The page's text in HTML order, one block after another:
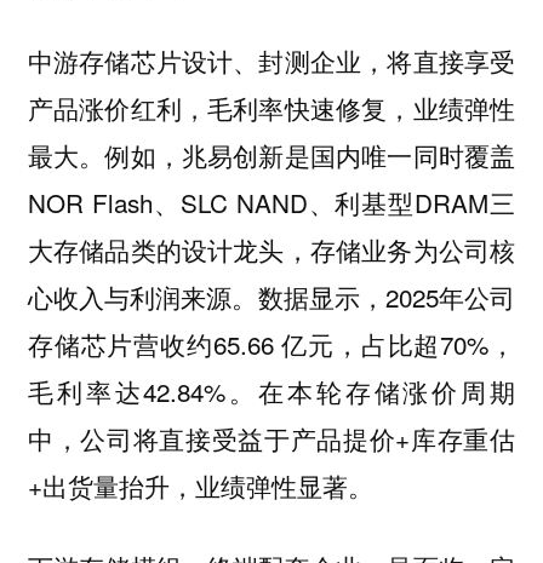
中游存储芯片设计、封测企业，将直接享受
产品涨价红利，毛利率快速修复，业绩弹性
最大。例如，兆易创新是国内唯一同时覆盖
NOR Flash、SLC NAND、利基型DRAM三
大存储品类的设计龙头，存储业务为公司核
心收入与利润来源。数据显示，2025年公司
存储芯片营收约65.66 亿元，占比超70%，
毛利率达42.84%。在本轮存储涨价周期
中，公司将直接受益于产品提价+库存重估
+出货量抬升，业绩弹性显著。